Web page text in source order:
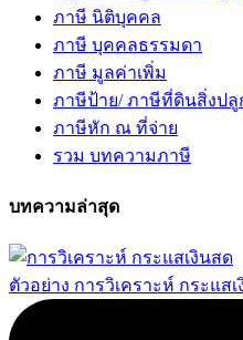
ภาษี นิติบุคคล
ภาษี บุคคลธรรมดา
ภาษี มูลค่าเพิ่ม
ภาษีป้าย/ ภาษีที่ดินสิ่งปลู
ภาษีหัก ณ ที่จ่าย
รวม บทความภาษี
บทความล่าสุด
ตัวอย่าง การวิเคราะห์ กระแส